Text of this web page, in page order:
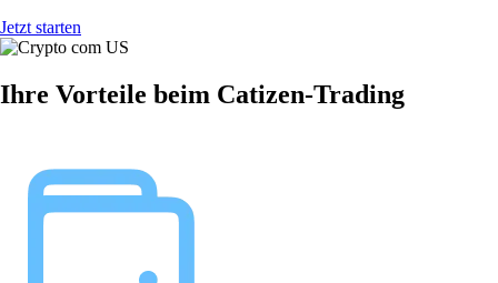
Jetzt starten
Ihre Vorteile beim Catizen-Trading